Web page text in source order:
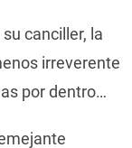
canciller, la
irreverente
por dentro…